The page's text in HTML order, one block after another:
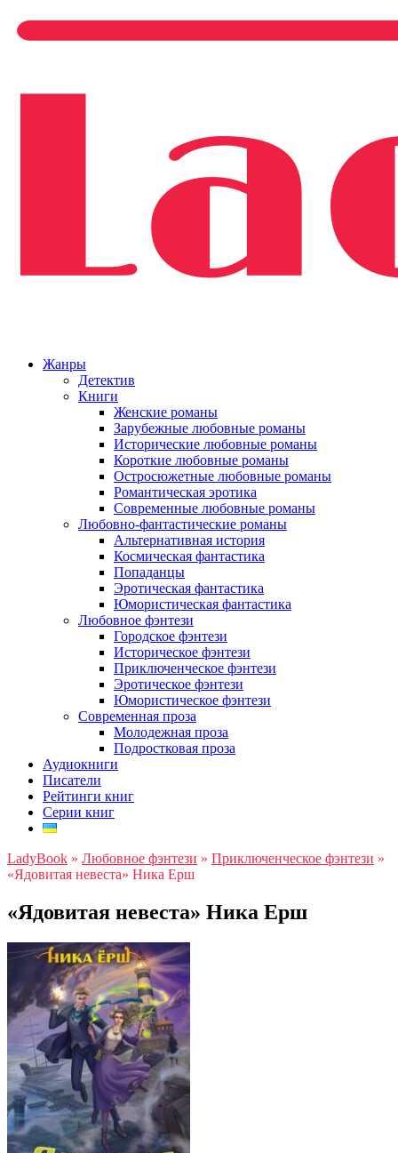
Жанры
Детектив
Книги
Женские романы
Зарубежные любовные романы
Исторические любовные романы
Короткие любовные романы
Остросюжетные любовные романы
Романтическая эротика
Современные любовные романы
Любовно-фантастические романы
Альтернативная история
Космическая фантастика
Попаданцы
Эротическая фантастика
Юмористическая фантастика
Любовное фэнтези
Городское фэнтези
Историческое фэнтези
Приключенческое фэнтези
Эротическое фэнтези
Юмористическое фэнтези
Современная проза
Молодежная проза
Подростковая проза
Аудиокниги
Писатели
Рейтинги книг
Серии книг
LadyBook » Любовное фэнтези » Приключенческое фэнтези »
«Ядовитая невеста» Ника Ерш
«Ядовитая невеста» Ника Ерш